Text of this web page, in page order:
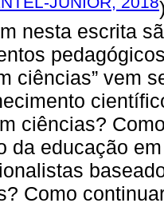
nesta escrita
ciências” vem
ciências?
da educação
Como